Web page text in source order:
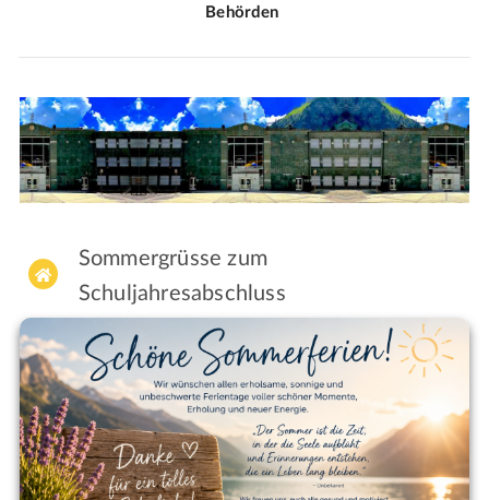
Behörden

Sommergrüsse zum
Schuljahresabschluss